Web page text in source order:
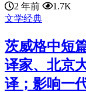
2 年前
1.7K
文学经典
茨威格中短
译家、北京
译；影响一